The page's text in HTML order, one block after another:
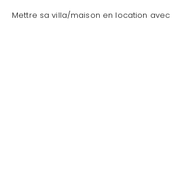
Mettre sa villa/maison en location avec